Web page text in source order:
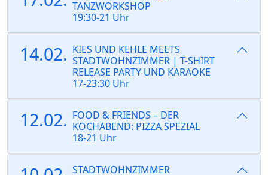
TANZWORKSHOP
19:30-21 Uhr
14.02. KIES UND KEHLE MEETS
STADTWOHNZIMMER | T-SHIRT
RELEASE PARTY UND KARAOKE
17-23:30 Uhr
12.02. FOOD & FRIENDS – DER
KOCHABEND: PIZZA SPEZIAL
18-21 Uhr
STADTWOHNZIMMER